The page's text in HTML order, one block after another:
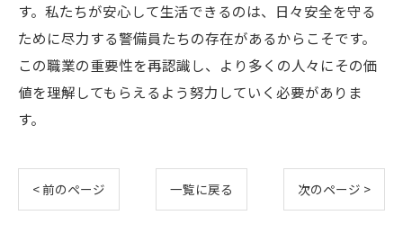
す。私たちが安心して生活できるのは、日々安全を守る
ために尽力する警備員たちの存在があるからこそです。
この職業の重要性を再認識し、より多くの人々にその価
値を理解してもらえるよう努力していく必要がありま
す。
< 前のページ 一覧に戻る 次のページ >